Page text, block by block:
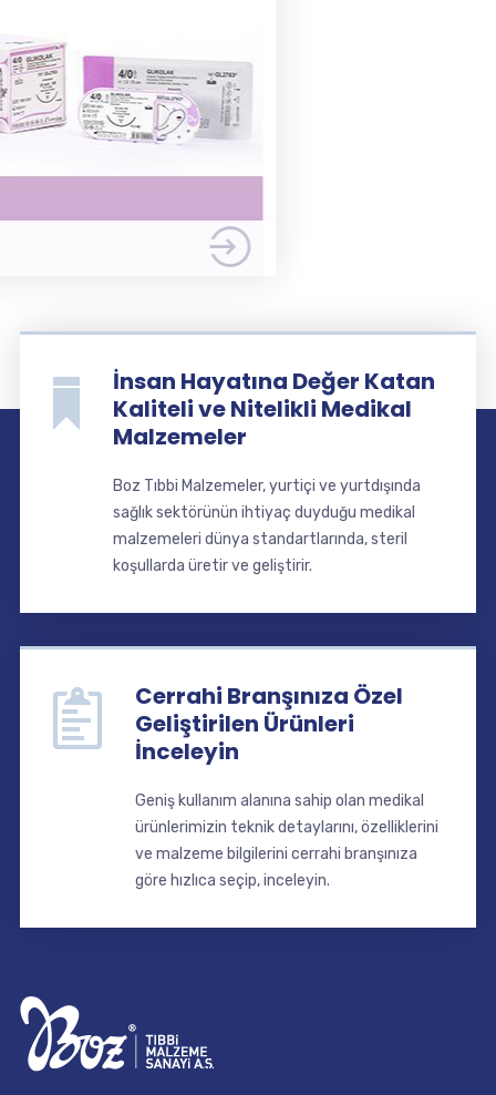
İnsan Hayatına Değer Katan
Kaliteli ve Nitelikli Medikal
Malzemeler
Boz Tıbbi Malzemeler, yurtiçi ve yurtdışında
sağlık sektörünün ihtiyaç duyduğu medikal
malzemeleri dünya standartlarında, steril
koşullarda üretir ve geliştirir.
Cerrahi Branşınıza Özel
Geliştirilen Ürünleri
İnceleyin
Geniş kullanım alanına sahip olan medikal
ürünlerimizin teknik detaylarını, özelliklerini
ve malzeme bilgilerini cerrahi branşınıza
göre hızlıca seçip, inceleyin.